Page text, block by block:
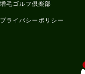
増毛ゴルフ倶楽部
プライバシーポリシー